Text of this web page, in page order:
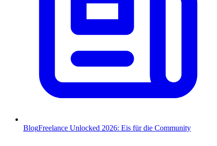
BlogFreelance Unlocked 2026: Eis für die Community